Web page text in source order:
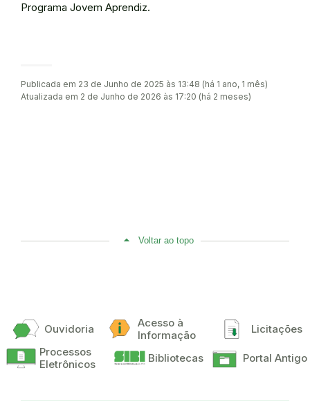
Programa Jovem Aprendiz.
Publicada em 23 de Junho de 2025 às 13:48 (há 1 ano, 1 mês)
Atualizada em 2 de Junho de 2026 às 17:20 (há 2 meses)
Voltar ao topo
Ouvidoria
Acesso à
Informação
Licitações
Processos
Eletrônicos
Bibliotecas Portal Antigo